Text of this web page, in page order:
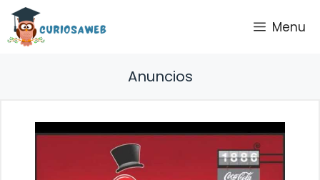
Saltar
contenido
Menu
Anuncios